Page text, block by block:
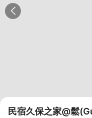
民宿久保之家@鬆